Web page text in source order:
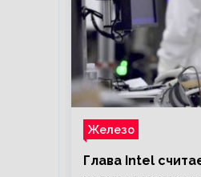
Железо
Глава Intel